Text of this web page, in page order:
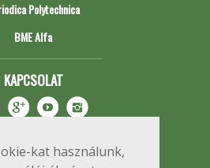
kat használunk,
Polytechnica
BME Alfa
KAPCSOLAT